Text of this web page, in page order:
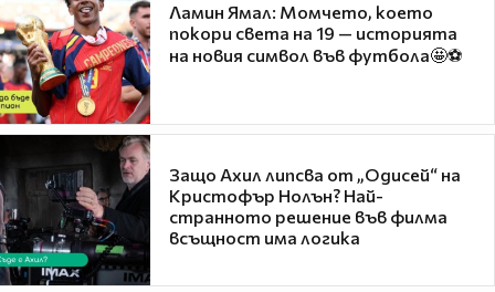
Ламин Ямал: Момчето, което
покори света на 19 — историята
на новия символ във футбола🤩⚽
Защо Ахил липсва от „Одисей“ на
Кристофър Нолън? Най-
странното решение във филма
всъщност има логика